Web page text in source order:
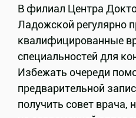
В филиал Центра
Ладожской регулярно
квалифицированные
специальностей для
Избежать очереди
предварительной
получить совет врача,